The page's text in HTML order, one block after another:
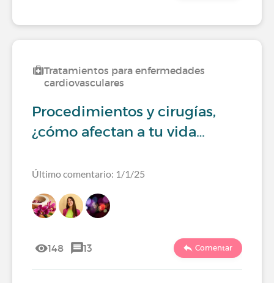
Tratamientos para enfermedades
cardiovasculares
Procedimientos y cirugías,
¿cómo afectan a tu vida…
Último comentario: 1/1/25
148 13 Comentar